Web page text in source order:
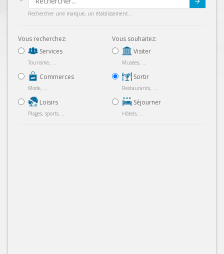
Rechercher une marque, un établissement...
Vous recherchez:
Services
Tourisme, ...
Commerces
Mode, ...
Loisirs
Plages, sports, ...
Vous souhaitez:
Visiter
Musées, ...
Sortir
Restaurants, ...
Séjourner
Hôtels, ...